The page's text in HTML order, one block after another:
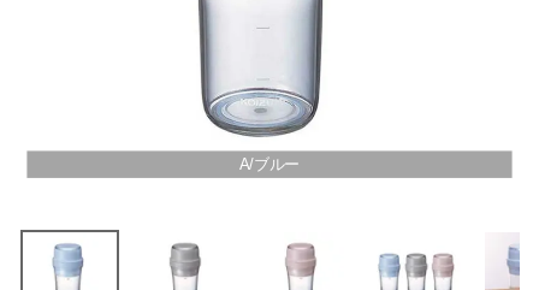
アウトレットSALE
ブログ
A/ブルー